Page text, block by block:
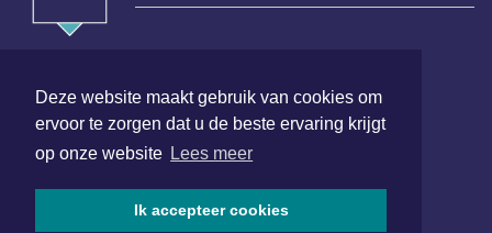
Deze website maakt gebruik van cookies om
ervoor te zorgen dat u de beste ervaring krijgt
op onze website Lees meer
Ik accepteer cookies
van Benthuizenlaan 1
1701 BZ Heerhugowaard
072 8200 600
www.xyto.nl